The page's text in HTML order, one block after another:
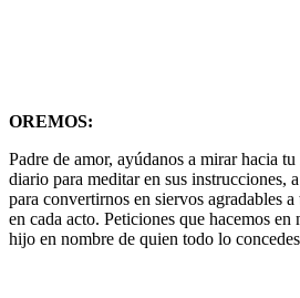
OREMOS:
Padre de amor, ayúdanos a mirar hacia
diario para meditar en sus instrucciones,
para convertirnos en siervos agradables
en cada acto. Peticiones que hacemos en
hijo en nombre de quien todo lo